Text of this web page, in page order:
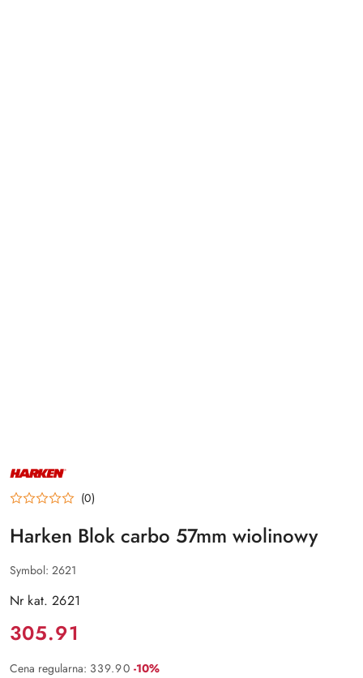
NAZWA
PRODUCENTA:
HARKEN (0)
Harken Blok carbo 57mm wiolinowy
Symbol: 2621
Nr kat. 2621
Cena:
305.91
Cena regularna: 339.90 Rabat:
-10%